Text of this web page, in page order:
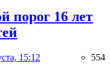
порог 16 лет
15:12 554